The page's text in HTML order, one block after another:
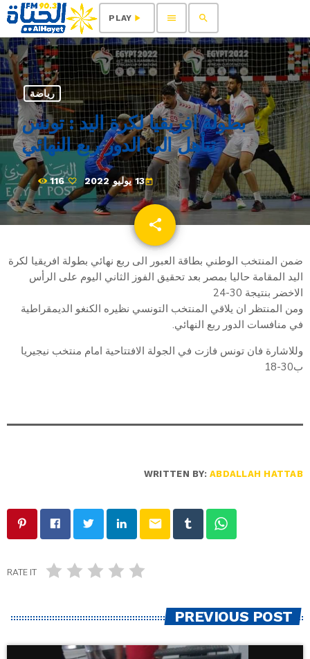
search
menu
play_arrow
PLAY
رياضة
بطولة افريقيا لكرة اليد : تونس
تتأهل الى الدور ربع النهائي
today13 يوليو 2022 116
share
email
ضمن المنتخب الوطني بطاقة العبور الى ربع نهائي بطولة افريقيا لكرة
اليد المقامة حاليا بمصر بعد تحقيق الفوز الثاني اليوم على الرأس
الاخضر بنتيجة 30-24
ومن المنتظر ان يلاقي المنتخب التونسي نظيره الكنغو الديمقراطية
في منافسات الدور ربع النهائي.
وللاشارة فان تونس فازت في الجولة الافتتاحية امام منتخب نيجيريا
ب30-18
WRITTEN BY:ABDALLAH HATTAB
email
RATE IT
PREVIOUS POST